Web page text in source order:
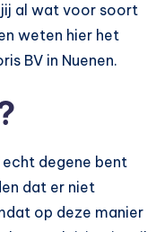
jij al wat voor soort
weten hier het
BV in Nuenen.
degene bent
dat er niet
op deze manier